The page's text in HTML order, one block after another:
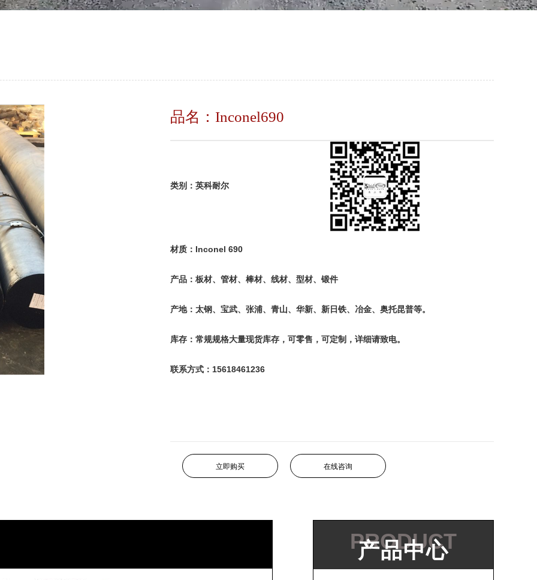
品名：Inconel690
类别：英科耐尔
材质：Inconel 690
产品：板材、管材、棒材、线材、型材、锻件
产地：太钢、宝武、张浦、青山、华新、新日铁、冶金、奥托昆普等。
库存：常规规格大量现货库存，可零售，可定制，详细请致电。
联系方式：15618461236
立即购买 在线咨询
PRODUCT
产品中心